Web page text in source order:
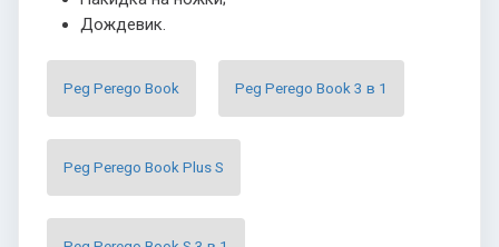
Дождевик.
Peg Perego Book Peg Perego Book 3 в 1
Peg Perego Book Plus S